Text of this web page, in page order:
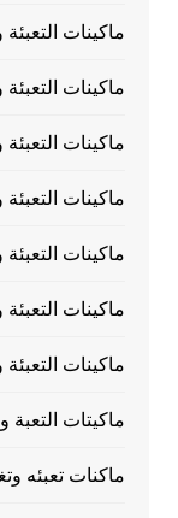
ماكينات
ماكينات
ماكينات
ماكينات
ماكينات
ماكينات
ماكينات
ماكيتات التعبة
ماكنات تعبئه